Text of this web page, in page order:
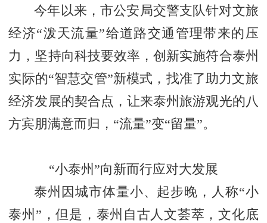
今年以来，市公安局交警支队针对文旅
经济“泼天流量”给道路交通管理带来的压
力，坚持向科技要效率，创新实施符合泰州
实际的“智慧交管”新模式，找准了助力文旅
经济发展的契合点，让来泰州旅游观光的八
方宾朋满意而归，“流量”变“留量”。
“小泰州”向新而行应对大发展
泰州因城市体量小、起步晚，人称“小
泰州”，但是，泰州自古人文荟萃，文化底